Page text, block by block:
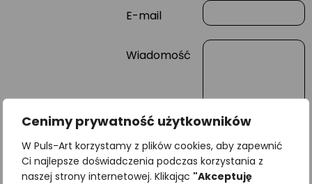
Cenimy prywatność użytkowników
W Puls-Art korzystamy z plików cookies, aby zapewnić
Ci najlepsze doświadczenia podczas korzystania z
naszej strony internetowej. Klikając "Akceptuję
E-mail
Wiadomość